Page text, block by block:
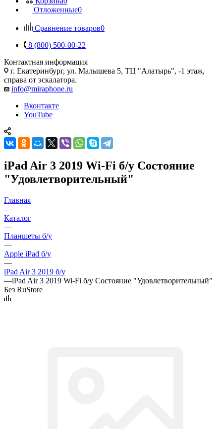
Отложенные0
Сравнение товаров0
8 (800) 500-00-22
Контактная информация
г. Екатеринбург, ул. Малышева 5, ТЦ "Алатырь", -1 этаж,
справа от эскалатора.
info@miraphone.ru
Вконтакте
YouTube
iPad Air 3 2019 Wi-Fi б/у Состояние
"Удовлетворительный"
Главная
—
Каталог
—
Планшеты б/у
—
Apple iPad б/у
—
iPad Air 3 2019 б/у
—iPad Air 3 2019 Wi-Fi б/у Состояние "Удовлетворительный"
Без RuStore